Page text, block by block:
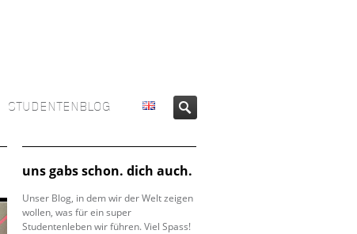
STUDENTENBLOG
uns gabs schon. dich auch.
Unser Blog, in dem wir der Welt zeigen
wollen, was für ein super
Studentenleben wir führen. Viel Spass!